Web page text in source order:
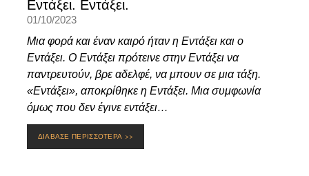
Εντάξει. Εντάξει.
01/10/2023
Μια φορά και έναν καιρό ήταν η Εντάξει και ο
Εντάξει. Ο Εντάξει πρότεινε στην Εντάξει να
παντρευτούν, βρε αδελφέ, να μπουν σε μια τάξη.
«Εντάξει», αποκρίθηκε η Εντάξει. Μια συμφωνία
όμως που δεν έγινε εντάξει…
ΔΙΑΒΑΣΕ ΠΕΡΙΣΣΟΤΕΡΑ >>